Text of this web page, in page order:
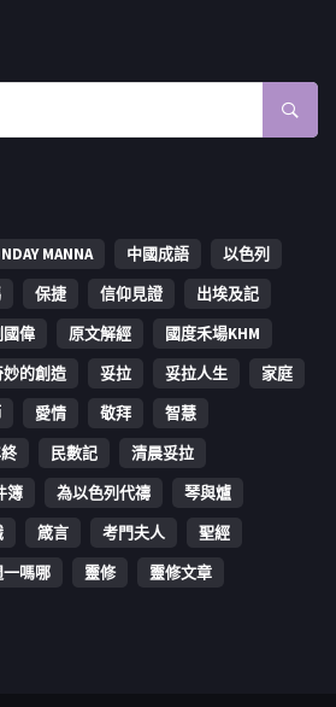
MANNA 中國成語
以色列
保捷 信仰見證
出埃及記
國偉 原文解經
國度禾場KHM
妙的創造 妥拉 妥拉人生
家庭
愛情 敬拜
智慧
民數記
清晨妥拉
簿 為以色列代禱
琴與爐
箴言 考門夫人
聖經
一嗎哪 靈修 靈修文章